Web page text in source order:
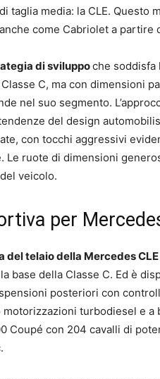
taglia media: la CLE. Questo
come Cabriolet a partire
di sviluppoche soddisfa
C, ma con dimensioni
nel suo segmento.
del design
con tocchi aggressivi
Le ruote di dimensioni
veicolo.
per
telaio della Mercedes CLE
base della Classe C. Ed è
posteriori con
turbodiesel e a
Coupé con 204 cavalli di